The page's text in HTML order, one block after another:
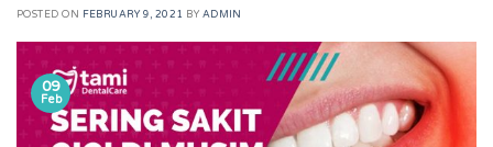
POSTED ON FEBRUARY 9, 2021 BY ADMIN
09
Feb